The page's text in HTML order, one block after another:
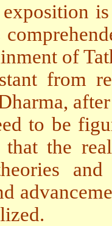
of
from
to be
the